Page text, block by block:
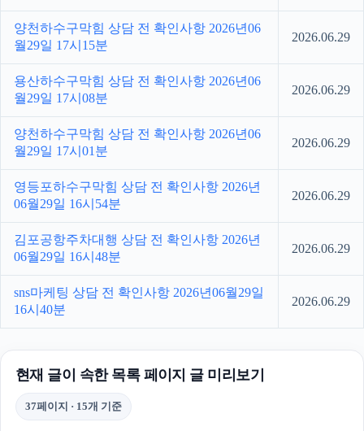
양천하수구막힘 상담 전 확인사항 2026년06
월29일 17시15분
2026.06.29
용산하수구막힘 상담 전 확인사항 2026년06
월29일 17시08분
2026.06.29
양천하수구막힘 상담 전 확인사항 2026년06
월29일 17시01분
2026.06.29
영등포하수구막힘 상담 전 확인사항 2026년
06월29일 16시54분
2026.06.29
김포공항주차대행 상담 전 확인사항 2026년
06월29일 16시48분
2026.06.29
sns마케팅 상담 전 확인사항 2026년06월29일
16시40분
2026.06.29
현재 글이 속한 목록 페이지 글 미리보기
37페이지 · 15개 기준